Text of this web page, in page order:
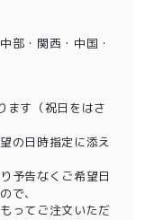
部・関西・中国・
ます（祝日をはさ
の日時指定に添え
予告なくご希望日
で、
ってご注文いただ